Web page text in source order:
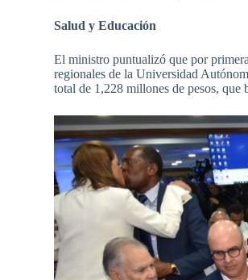
Salud y Educación
El ministro puntualizó que por
regionales de la Universidad
total de 1,228 millones de pesos, que